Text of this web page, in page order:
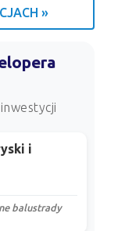
»
i
balustrady